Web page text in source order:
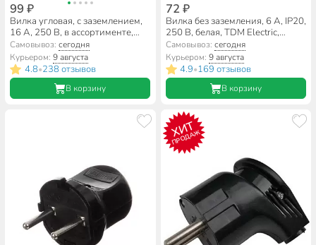
99 ₽
Вилка угловая, с заземлением,
16 А, 250 В, в ассортименте,
TDM Electric, SQ1806-0007
Самовывоз:сегодня
Курьером:9 августа
4.8•238 отзывов
В корзину
72 ₽
Вилка без заземления, 6 А, IP20,
250 В, белая, TDM Electric,
SQ1806-0001
Самовывоз: сегодня
Курьером: 9 августа
4.9•169 отзывов
В корзину
ХИТ
ПРОДАЖ